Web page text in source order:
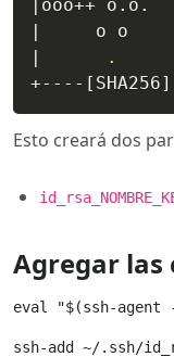
ooo++
|
|
.
+---- [ SHA256]
Esto creará dos
Agregar las
eval "$(ssh-agent
ssh-add ~/.ssh/